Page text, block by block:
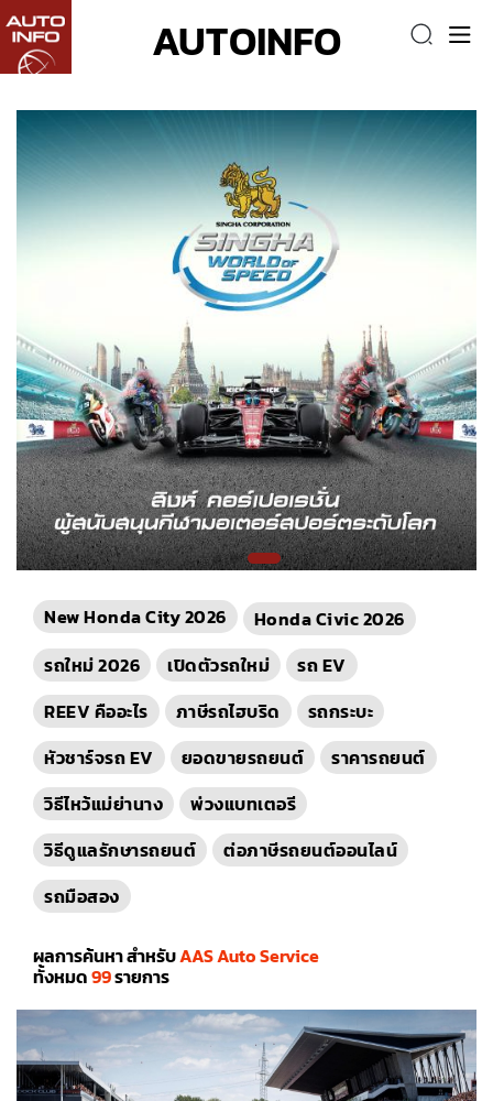
AUTOINFO
New Honda City 2026
Honda Civic 2026
รถใหม่ 2026
เปิดตัวรถใหม่
รถ EV
REEV คืออะไร
ภาษีรถไฮบริด
รถกระบะ
หัวชาร์จรถ EV
ยอดขายรถยนต์
ราคารถยนต์
วิธีไหว้แม่ย่านาง
พ่วงแบทเตอรี
วิธีดูแลรักษารถยนต์
ต่อภาษีรถยนต์ออนไลน์
รถมือสอง
ผลการค้นหา สำหรับAAS Auto Service
ทั้งหมด99รายการ